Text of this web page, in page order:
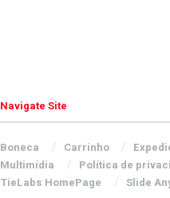
Navigate Site
Boneca Carrinho
Multimídia
Política de
TieLabs HomePage
Slide